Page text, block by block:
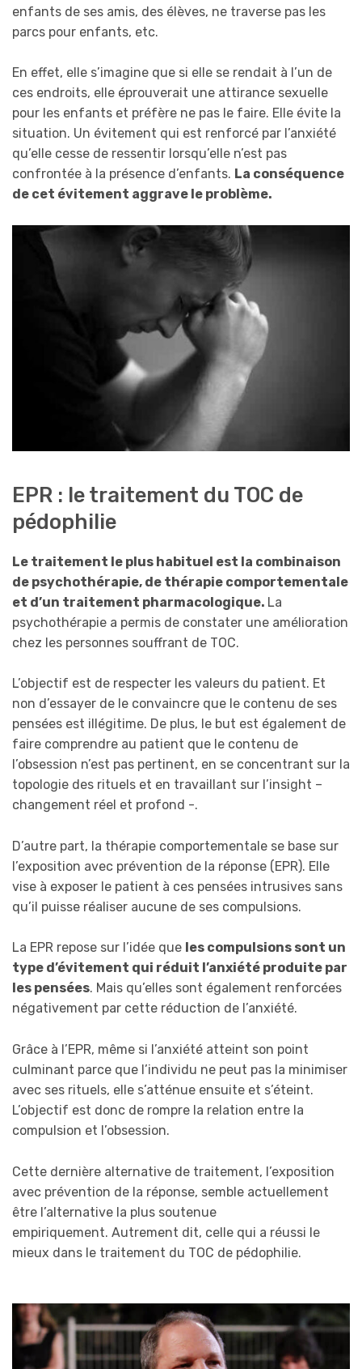
enfants de ses amis, des élèves, ne traverse pas les
parcs pour enfants, etc.
En effet, elle s’imagine que si elle se rendait à l’un de
ces endroits, elle éprouverait une attirance sexuelle
pour les enfants et préfère ne pas le faire. Elle évite la
situation. Un évitement qui est renforcé par l’anxiété
qu’elle cesse de ressentir lorsqu’elle n’est pas
confrontée à la présence d’enfants. La conséquence
de cet évitement aggrave le problème.
EPR : le traitement du TOC de
pédophilie
Le traitement le plus habituel est la combinaison
de psychothérapie, de thérapie comportementale
et d’un traitement pharmacologique. La
psychothérapie a permis de constater une amélioration
chez les personnes souffrant de TOC.
L’objectif est de respecter les valeurs du patient. Et
non d’essayer de le convaincre que le contenu de ses
pensées est illégitime. De plus, le but est également de
faire comprendre au patient que le contenu de
l’obsession n’est pas pertinent, en se concentrant sur la
topologie des rituels et en travaillant sur l’insight –
changement réel et profond -.
D’autre part, la thérapie comportementale se base sur
l’exposition avec prévention de la réponse (EPR). Elle
vise à exposer le patient à ces pensées intrusives sans
qu’il puisse réaliser aucune de ses compulsions.
La EPR repose sur l’idée que les compulsions sont un
type d’évitement qui réduit l’anxiété produite par
les pensées. Mais qu’elles sont également renforcées
négativement par cette réduction de l’anxiété.
Grâce à l’EPR, même si l’anxiété atteint son point
culminant parce que l’individu ne peut pas la minimiser
avec ses rituels, elle s’atténue ensuite et s’éteint.
L’objectif est donc de rompre la relation entre la
compulsion et l’obsession.
Cette dernière alternative de traitement, l’exposition
avec prévention de la réponse, semble actuellement
être l’alternative la plus soutenue
empiriquement. Autrement dit, celle qui a réussi le
mieux dans le traitement du TOC de pédophilie.